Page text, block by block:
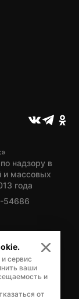
надзору в
и массовых
года
54686
Ямало-
сервис
ваши
и
от